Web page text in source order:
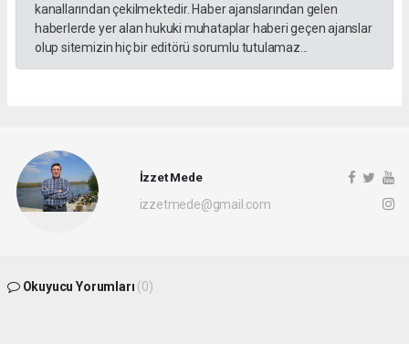
kanallarından çekilmektedir. Haber ajanslarından gelen
haberlerde yer alan hukuki muhataplar haberi geçen ajanslar
olup sitemizin hiç bir editörü sorumlu tutulamaz...
İzzet Mede
izzetmede@gmail.com
Okuyucu Yorumları (0)